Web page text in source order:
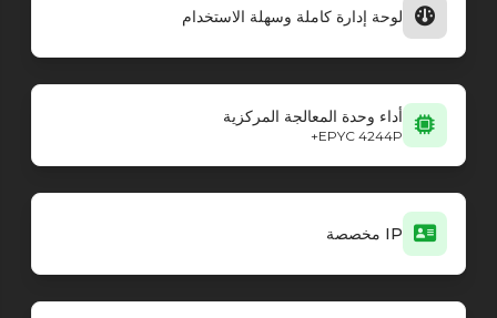
لوحة إدارة كاملة وسهلة الاستخدام
أداء وحدة المعالجة المركزية
EPYC 4244P+
IP مخصصة